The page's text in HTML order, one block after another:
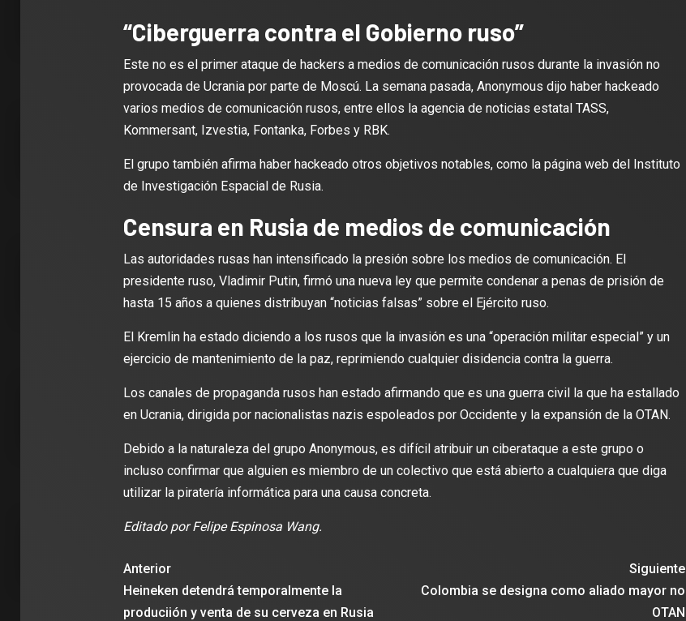
“Ciberguerra contra el Gobierno ruso”
Este no es el primer ataque de hackers a medios de comunicación rusos durante la invasión no
provocada de Ucrania por parte de Moscú. La semana pasada, Anonymous dijo haber hackeado
varios medios de comunicación rusos, entre ellos la agencia de noticias estatal TASS,
Kommersant, Izvestia, Fontanka, Forbes y RBK.
El grupo también afirma haber hackeado otros objetivos notables, como la página web del Instituto
de Investigación Espacial de Rusia.
Censura en Rusia de medios de comunicación
Las autoridades rusas han intensificado la presión sobre los medios de comunicación. El
presidente ruso, Vladimir Putin, firmó una nueva ley que permite condenar a penas de prisión de
hasta 15 años a quienes distribuyan “noticias falsas” sobre el Ejército ruso.
El Kremlin ha estado diciendo a los rusos que la invasión es una “operación militar especial” y un
ejercicio de mantenimiento de la paz, reprimiendo cualquier disidencia contra la guerra.
Los canales de propaganda rusos han estado afirmando que es una guerra civil la que ha estallado
en Ucrania, dirigida por nacionalistas nazis espoleados por Occidente y la expansión de la OTAN.
Debido a la naturaleza del grupo Anonymous, es difícil atribuir un ciberataque a este grupo o
incluso confirmar que alguien es miembro de un colectivo que está abierto a cualquiera que diga
utilizar la piratería informática para una causa concreta.
Editado por Felipe Espinosa Wang.
Anterior
Heineken detendrá temporalmente la
produciión y venta de su cerveza en Rusia
Siguiente
Colombia se designa como aliado mayor no
OTAN